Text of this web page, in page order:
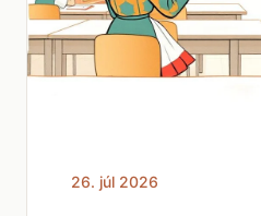
26. júl 2026